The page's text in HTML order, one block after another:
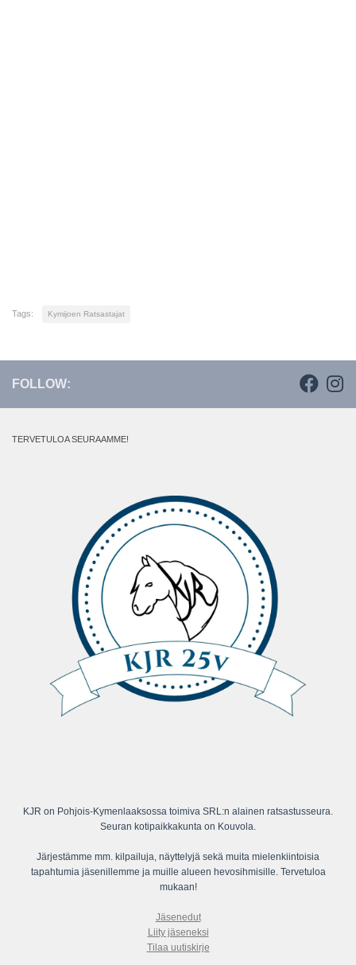
Tags: Kymijoen Ratsastajat
FOLLOW:
TERVETULOA SEURAAMME!
KJR on Pohjois-Kymenlaaksossa toimiva SRL:n alainen ratsastusseura.
Seuran kotipaikkakunta on Kouvola.
Järjestämme mm. kilpailuja, näyttelyjä sekä muita mielenkiintoisia
tapahtumia jäsenillemme ja muille alueen hevosihmisille. Tervetuloa
mukaan!
Jäsenedut
Liity jäseneksi
Tilaa uutiskirje